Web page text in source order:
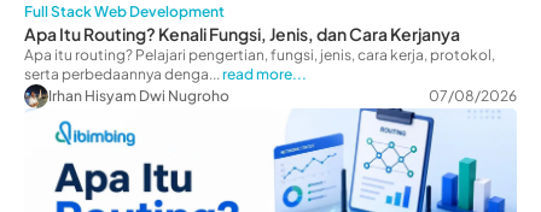
Full Stack Web Development
Apa Itu Routing? Kenali Fungsi, Jenis, dan Cara Kerjanya
Apa itu routing? Pelajari pengertian, fungsi, jenis, cara kerja, protokol,
serta perbedaannya denga... read more...
Irhan Hisyam Dwi Nugroho
07/08/2026